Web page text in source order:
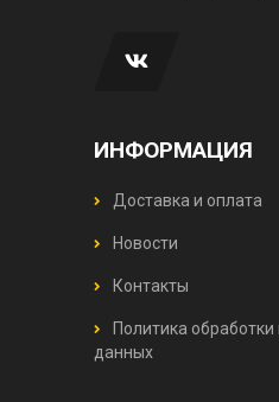
ИНФОРМАЦИЯ
Доставка и оплата
Новости
Контакты
Политика
данных